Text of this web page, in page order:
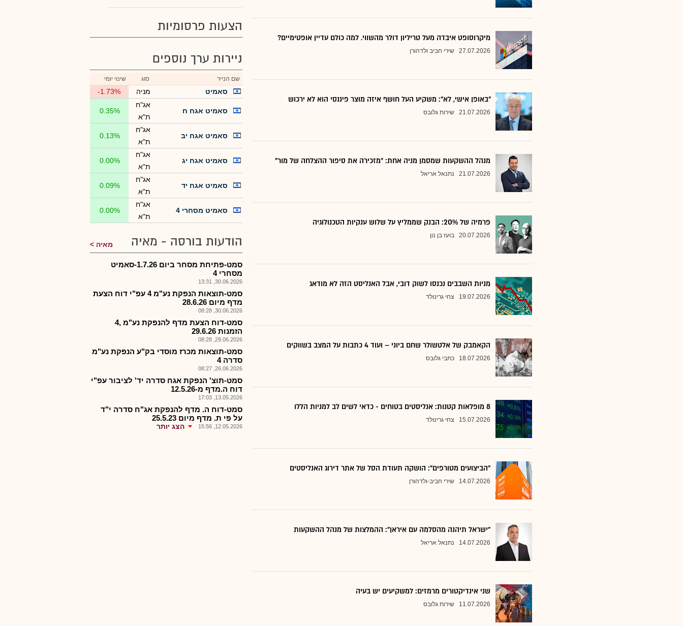
מיקרוסופט איבדה מעל טריליון דולר מהשווי. למה כולם עדיין אופטימיים?
27.07.2026 שירי חביב ולדהורן
"באופן אישי, לא": משקיע העל חושף איזה מוצר פיננסי הוא לא ירכוש
21.07.2026 שירות גלובס
מנהל ההשקעות שמסמן מניה אחת: "מזכירה את סיפור ההצלחה של מור"
21.07.2026 נתנאל אריאל
פרמיה של 20%: הבנק שממליץ על שלוש ענקיות הטכנולוגיה
20.07.2026 בועז בן נון
מניות השבבים נכנסו לשוק דובי, אבל האנליסט הזה לא מודאג
19.07.2026 צחי גרינולד
הקאמבק של אלטשולר שחם ביוני – ועוד 4 כתבות על המצב בשווקים
18.07.2026 כתבי גלובס
8 מופלאות קטנות: אנליסטים בטוחים - כדאי לשים לב למניות הללו
15.07.2026 צחי גרינולד
"הביצועים מטורפים": הושקה תעודת הסל של אתר דירוג האנליסטים
14.07.2026 שירי חביב-ולדהורן
"ישראל תיהנה מהסלמה עם איראן": ההמלצות של מנהל ההשקעות
14.07.2026 נתנאל אריאל
שני אינדיקטורים מרמזים: למשקיעים יש בעיה
11.07.2026 שירות גלובס
הצעות פרסומיות
ניירות ערך נוספים
שם הנייר סוג שינוי יומי
סאמיט מניה -1.73%
סאמיט אגח ח
אג"ח
ת"א
0.35%
סאמיט אגח יב
אג"ח
ת"א
0.13%
סאמיט אגח יג
אג"ח
ת"א
0.00%
סאמיט אגח יד
אג"ח
ת"א
0.09%
סאמיט מסחרי 4
אג"ח
ת"א
0.00%
הודעות בורסה - מאיה מאיה
סמט-פתיחת מסחר ביום 1.7.26-סאמיט
מסחרי 4
30.06.2026, 13:31
סמט-תוצאות הנפקת נע"מ 4 עפ"י דוח הצעת
מדף מיום 28.6.26
30.06.2026, 08:28
סמט-דוח הצעת מדף להנפקת נע"מ ,4
הזמנות 29.6.26
29.06.2026, 08:28
סמט-תוצאות מכרז מוסדי בק"ע הנפקת נע"מ
סדרה 4
26.06.2026, 08:27
סמט-תוצ' הנפקת אגח סדרה יד' לציבור עפ"י
דוח ה.מדף מ-12.5.26
13.05.2026, 17:03
סמט-דוח ה. מדף להנפקת אג"ח סדרה י"ד
על פי ת. מדף מיום 25.5.23
12.05.2026, 15:56 הצג יותר